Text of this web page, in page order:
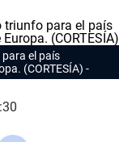
el país
(CORTESÍA)